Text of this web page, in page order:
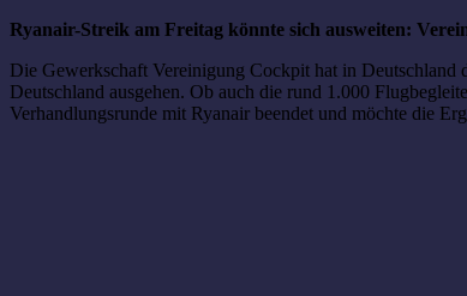
Ryanair-Streik am Freitag könnte sich ausweiten:
Die Gewerkschaft Vereinigung Cockpit hat in
Deutschland ausgehen. Ob auch die rund 1.000
Verhandlungsrunde mit Ryanair beendet und möchte die